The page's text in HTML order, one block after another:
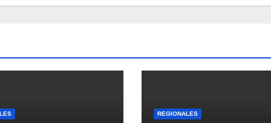
REGIONALES